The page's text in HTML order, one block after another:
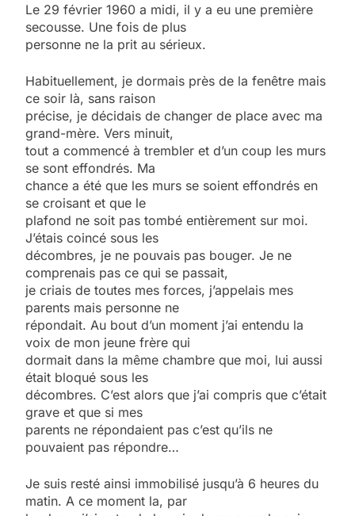
Le 29 février 1960 a midi, il y a eu une première
secousse. Une fois de plus
personne ne la prit au sérieux.
Habituellement, je dormais près de la fenêtre mais
ce soir là, sans raison
précise, je décidais de changer de place avec ma
grand-mère. Vers minuit,
tout a commencé à trembler et d’un coup les murs
se sont effondrés. Ma
chance a été que les murs se soient effondrés en
se croisant et que le
plafond ne soit pas tombé entièrement sur moi.
J’étais coincé sous les
décombres, je ne pouvais pas bouger. Je ne
comprenais pas ce qui se passait,
je criais de toutes mes forces, j’appelais mes
parents mais personne ne
répondait. Au bout d’un moment j’ai entendu la
voix de mon jeune frère qui
dormait dans la même chambre que moi, lui aussi
était bloqué sous les
décombres. C’est alors que j’ai compris que c’était
grave et que si mes
parents ne répondaient pas c’est qu’ils ne
pouvaient pas répondre…
Je suis resté ainsi immobilisé jusqu’à 6 heures du
matin. A ce moment la, par